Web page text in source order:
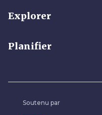
Explorer
Planifier
Soutenu par